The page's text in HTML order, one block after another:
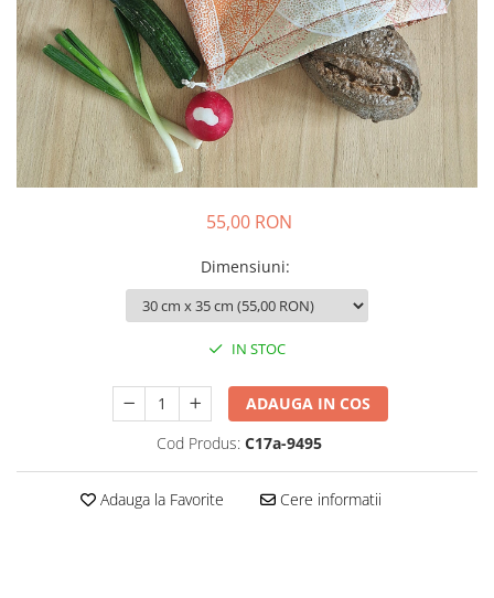
Colier / Pandantiv
Brățară
Bijuterii copii
Colier / Pandantiv
Colier de prietenie
Brățară
Colier / Pandantiv
Cercei
Set bijuterii
55,00 RON
Dimensiuni:
IN STOC
ADAUGA IN COS
Cod Produs: C17a-9495
Adauga la Favorite Cere informatii